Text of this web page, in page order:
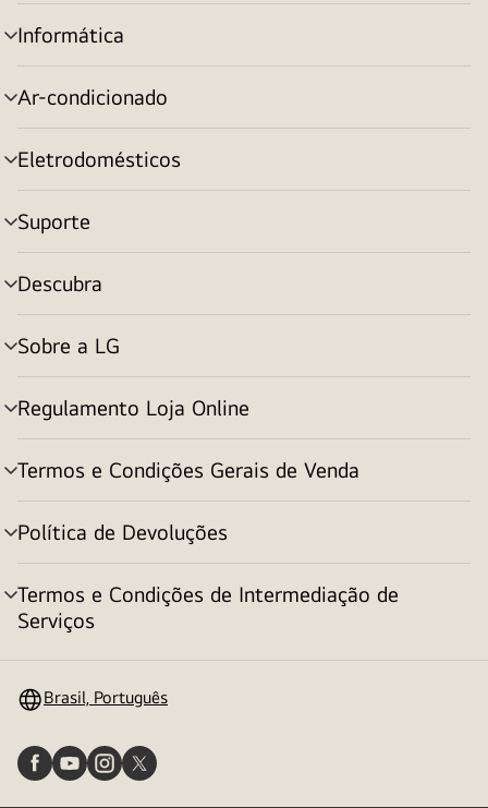
Informática
alternar
menu
Ar-condicionado
alternar
menu
Eletrodomésticos
alternar
menu
Suporte
alternar
menu
Descubra
alternar
menu
Sobre a LG
alternar
menu
Regulamento Loja Online
alternar
menu
Termos e Condições Gerais de Venda
alternar
menu
Política de Devoluções
alternar
menu
Termos e Condições de Intermediação de
Serviços
alternar
Brasil, Português